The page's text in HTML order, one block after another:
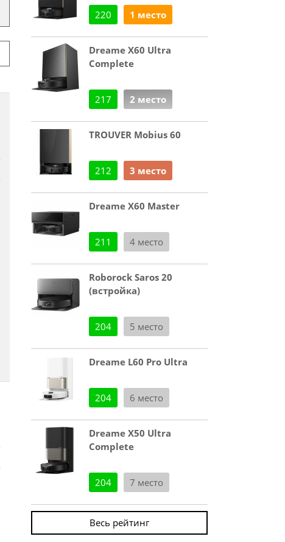
220 1 место
Dreame X60 Ultra
Complete
217 2 место
TROUVER Mobius 60
212 3 место
Dreame X60 Master
211 4 место
Roborock Saros 20
(встройка)
204 5 место
Dreame L60 Pro Ultra
204 6 место
Dreame X50 Ultra
Complete
204 7 место
Весь рейтинг